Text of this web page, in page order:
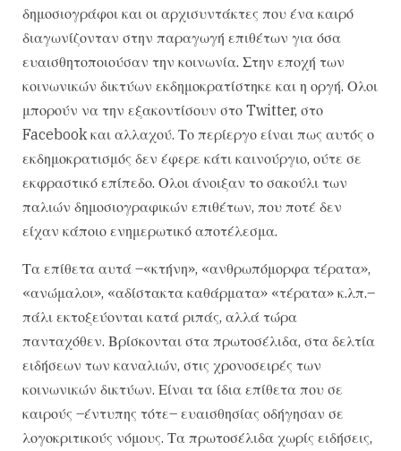
δημοσιογράφοι και οι αρχισυντάκτες που ένα καιρό
διαγωνίζονταν στην παραγωγή επιθέτων για όσα
ευαισθητοποιούσαν την κοινωνία. Στην εποχή των
κοινωνικών δικτύων εκδημοκρατίστηκε και η οργή. Ολοι
μπορούν να την εξακοντίσουν στο Twitter, στο
Facebook και αλλαχού. Το περίεργο είναι πως αυτός ο
εκδημοκρατισμός δεν έφερε κάτι καινούργιο, ούτε σε
εκφραστικό επίπεδο. Ολοι άνοιξαν το σακούλι των
παλιών δημοσιογραφικών επιθέτων, που ποτέ δεν
είχαν κάποιο ενημερωτικό αποτέλεσμα.
Τα επίθετα αυτά –«κτήνη», «ανθρωπόμορφα τέρατα»,
«ανώμαλοι», «αδίστακτα καθάρματα» «τέρατα» κ.λπ.–
πάλι εκτοξεύονται κατά ριπάς, αλλά τώρα
πανταχόθεν. Βρίσκονται στα πρωτοσέλιδα, στα δελτία
ειδήσεων των καναλιών, στις χρονοσειρές των
κοινωνικών δικτύων. Είναι τα ίδια επίθετα που σε
καιρούς –έντυπης τότε– ευαισθησίας οδήγησαν σε
λογοκριτικούς νόμους. Τα πρωτοσέλιδα χωρίς ειδήσεις,